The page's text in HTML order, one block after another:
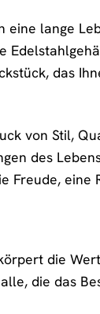
lange
das
von Stil,
des
Freude, eine
die
die das